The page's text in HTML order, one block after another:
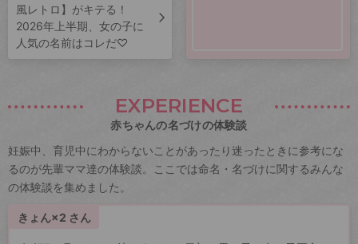
風レトロ】がキテる！
2026年上半期、女の子に
人気の名前はコレだ♡
EXPERIENCE
赤ちゃんの名づけの体験談
妊娠中、育児中にわからないことがあったり迷ったときに参考にな
るのが先輩ママ達の体験談。ここでは命名・名づけに関するみんな
の体験談を集めました。
きょん×2 さん